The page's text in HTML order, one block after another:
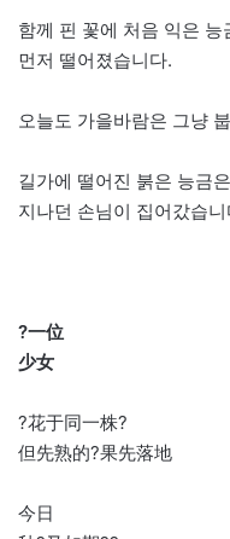
함께 핀 꽃에 처음 익은 능
먼저 떨어졌습니다.
오늘도 가을바람은 그냥
길가에 떨어진 붉은 능금은
지나던 손님이 집어갔습니
?一位
少女
?花于同一株?
但先熟的?果先落地
今日